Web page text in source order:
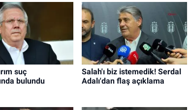
suç
bulundu
Salah'ı biz istemedik! Serdal
Adalı'dan flaş açıklama